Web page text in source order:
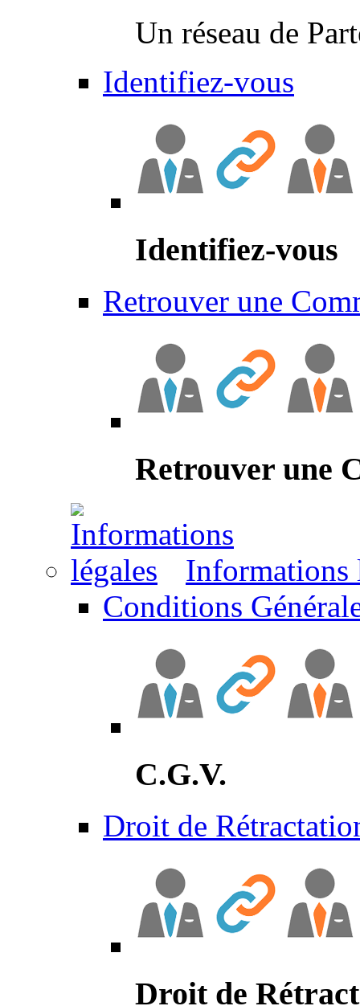
Un réseau de
Identifiez-vous
Identifiez-vous
Retrouver une
Retrouver une
Informations
Conditions
C.G.V.
Droit de
Droit de